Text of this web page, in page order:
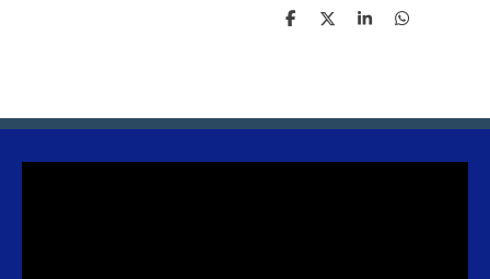
D
D
S
D